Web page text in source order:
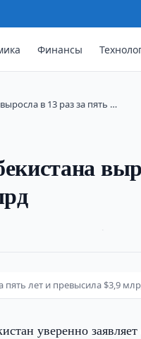
Финансы
в 13 раз за пять …
пять лет и превысила $3,9
уверенно